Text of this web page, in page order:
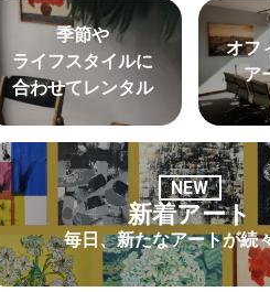
季節や
ライフスタイルに
合わせてレンタル
オフ
ア
NEW
新着アート
毎日、新たなアートが続